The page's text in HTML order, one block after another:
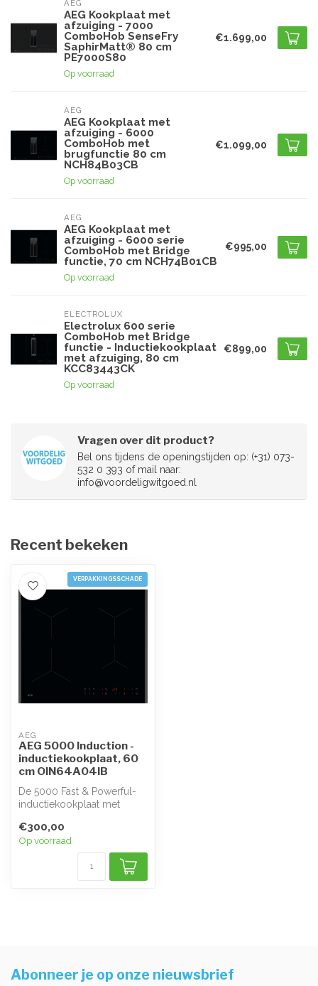
AEG
AEG Kookplaat met
afzuiging - 7000
ComboHob SenseFry
SaphirMatt® 80 cm
PE7000S80
Op voorraad
€1.699,00
AEG
AEG Kookplaat met
afzuiging - 6000
ComboHob met
brugfunctie 80 cm
NCH84B03CB
Op voorraad
€1.099,00
AEG
AEG Kookplaat met
afzuiging - 6000 serie
ComboHob met Bridge
functie, 70 cm NCH74B01CB
Op voorraad
€995,00
ELECTROLUX
Electrolux 600 serie
ComboHob met Bridge
functie - Inductiekookplaat
met afzuiging, 80 cm
KCC83443CK
Op voorraad
€899,00
Vragen over dit product?
Bel ons tijdens de openingstijden op: (+31) 073-
532 0 393 of mail naar:
info@voordeligwitgoed.nl
Recent bekeken
VERPAKKINGSSCHADE
AEG
AEG 5000 Induction -
inductiekookplaat, 60
cm OIN64A04IB
De 5000 Fast & Powerful-
inductiekookplaat met
keer zo snel...
€300,00
Op voorraad
Abonneer je op onze nieuwsbrief